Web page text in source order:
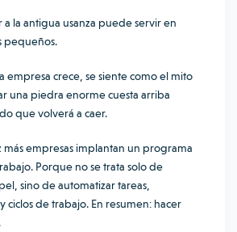
a la antigua usanza puede servir en
pequeños.
empresa crece, se siente como el mito
una piedra enorme cuesta arriba
que volverá a caer.
más empresas implantan un programa
Porque no se trata solo de
sino de automatizar tareas,
ciclos de trabajo. En resumen: hacer